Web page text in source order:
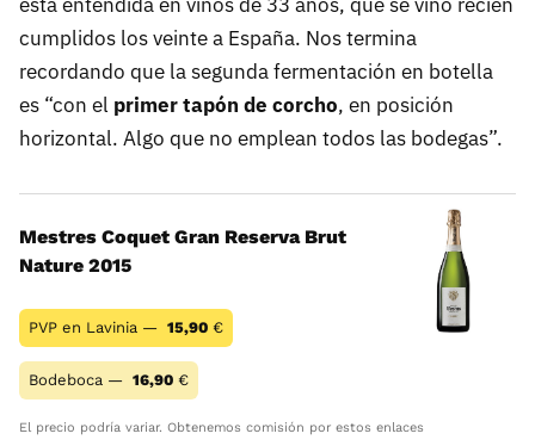
cumplidos los veinte a España. Nos termina
recordando que la segunda fermentación en botella
es “con el primer tapón de corcho, en posición
horizontal. Algo que no emplean todos las bodegas”.
Mestres Coquet Gran Reserva Brut
Nature 2015
PVP en Lavinia — 15,90 €
Bodeboca — 16,90 €
El precio podría variar. Obtenemos comisión por estos enlaces